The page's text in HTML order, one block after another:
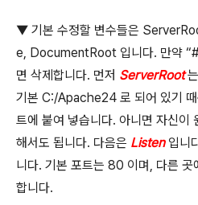
▼ 기본 수정할 변수들은
e, DocumentRoot 입니다. 만약
면 삭제합니다. 먼저 ServerRoot
기본 C:/Apache24 로 되어 있기
트에 붙여 넣습니다. 아니면 자신이
해서도 됩니다. 다음은 Listen 입니
니다. 기본 포트는 80 이며, 다른 곳
합니다.